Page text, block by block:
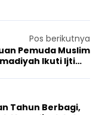
Pos berikutnya
Pemuda Muslim
Ikuti Ijtima
Nilai Keislaman
Tahun Berbagi,